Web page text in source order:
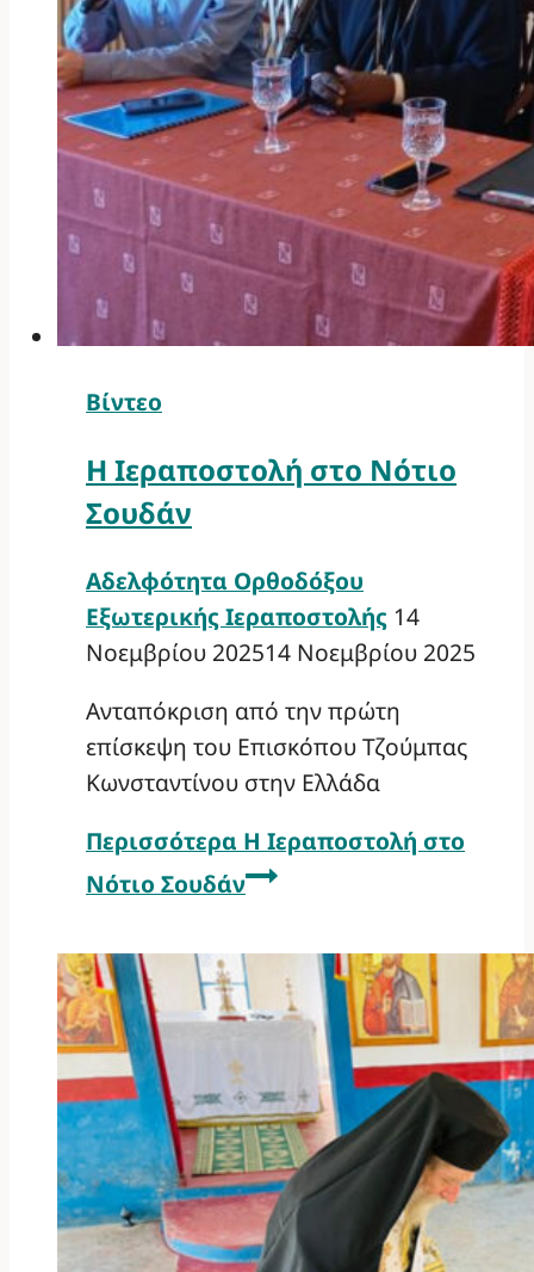
Βίντεο
Η Ιεραποστολή στο Νότιο
Σουδάν
Αδελφότητα Ορθοδόξου
Εξωτερικής Ιεραποστολής 14
Νοεμβρίου 202514 Νοεμβρίου 2025
Ανταπόκριση από την πρώτη
επίσκεψη του Επισκόπου Τζούμπας
Κωνσταντίνου στην Ελλάδα
Περισσότερα Η Ιεραποστολή στο
Νότιο Σουδάν